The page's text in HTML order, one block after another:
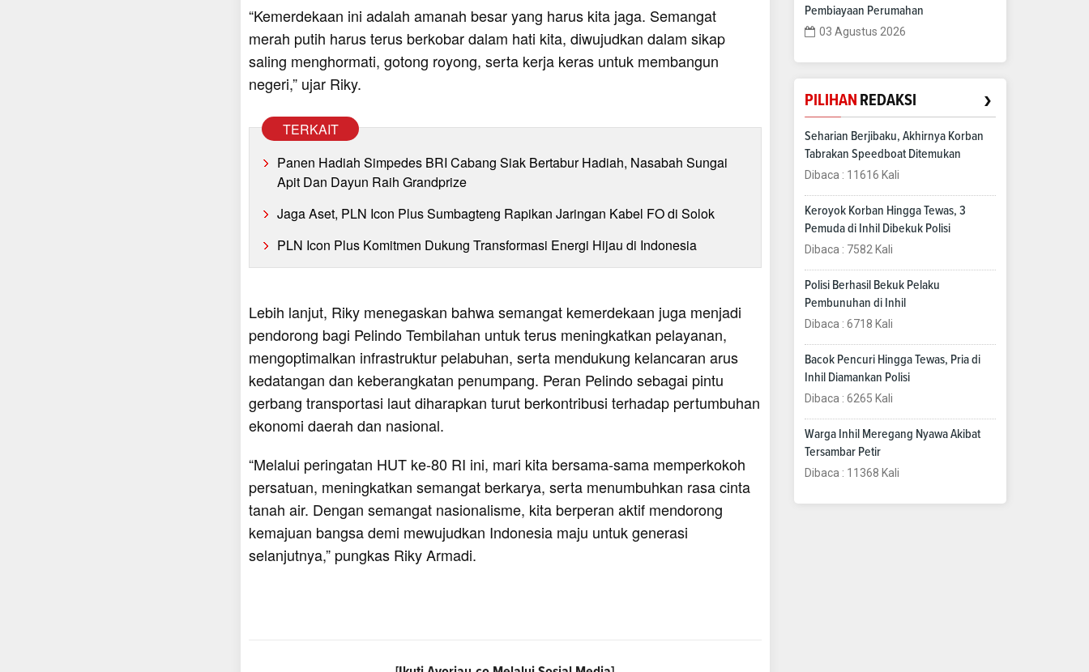
“Kemerdekaan ini adalah amanah besar yang harus kita jaga. Semangat
merah putih harus terus berkobar dalam hati kita, diwujudkan dalam sikap
saling menghormati, gotong royong, serta kerja keras untuk membangun
negeri,” ujar Riky.
TERKAIT
Panen Hadiah Simpedes BRI Cabang Siak Bertabur Hadiah, Nasabah Sungai
Apit Dan Dayun Raih Grandprize
Jaga Aset, PLN Icon Plus Sumbagteng Rapikan Jaringan Kabel FO di Solok
PLN Icon Plus Komitmen Dukung Transformasi Energi Hijau di Indonesia
Lebih lanjut, Riky menegaskan bahwa semangat kemerdekaan juga menjadi
pendorong bagi Pelindo Tembilahan untuk terus meningkatkan pelayanan,
mengoptimalkan infrastruktur pelabuhan, serta mendukung kelancaran arus
kedatangan dan keberangkatan penumpang. Peran Pelindo sebagai pintu
gerbang transportasi laut diharapkan turut berkontribusi terhadap pertumbuhan
ekonomi daerah dan nasional.
“Melalui peringatan HUT ke-80 RI ini, mari kita bersama-sama memperkokoh
persatuan, meningkatkan semangat berkarya, serta menumbuhkan rasa cinta
tanah air. Dengan semangat nasionalisme, kita berperan aktif mendorong
kemajuan bangsa demi mewujudkan Indonesia maju untuk generasi
selanjutnya,” pungkas Riky Armadi.
Pembiayaan Perumahan
03 Agustus 2026
PILIHAN REDAKSI ›
Seharian Berjibaku, Akhirnya Korban
Tabrakan Speedboat Ditemukan
Dibaca : 11616 Kali
Keroyok Korban Hingga Tewas, 3
Pemuda di Inhil Dibekuk Polisi
Dibaca : 7582 Kali
Polisi Berhasil Bekuk Pelaku
Pembunuhan di Inhil
Dibaca : 6718 Kali
Bacok Pencuri Hingga Tewas, Pria di
Inhil Diamankan Polisi
Dibaca : 6265 Kali
Warga Inhil Meregang Nyawa Akibat
Tersambar Petir
Dibaca : 11368 Kali